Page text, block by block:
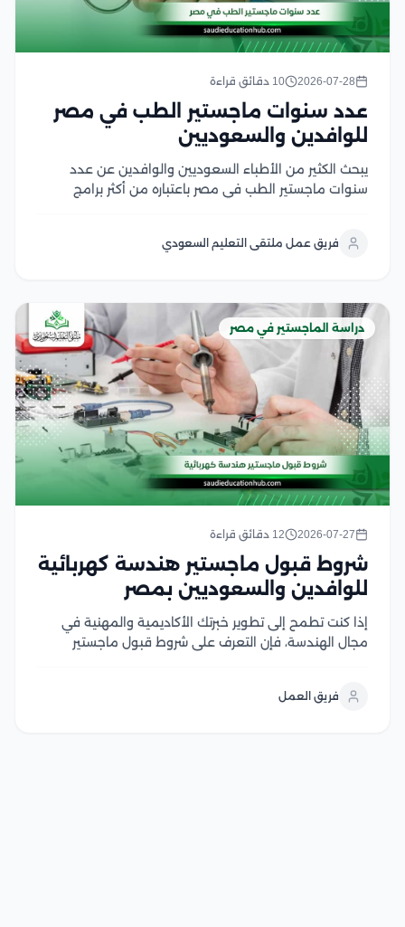
2026-07-28 10 دقائق قراءة
عدد سنوات ماجستير الطب في مصر
للوافدين والسعوديين
يبحث الكثير من الأطباء السعوديين والوافدين عن عدد
سنوات ماجستير الطب في مصر باعتباره من أكثر برامج
كما يهتم الأطباء بمعرفة مدة دراسة الماجستير في...
فريق عمل ملتقى التعليم السعودي
دراسة الماجستير في مصر
2026-07-27 12 دقائق قراءة
شروط قبول ماجستير هندسة كهربائية
للوافدين والسعوديين بمصر
إذا كنت تطمح إلى تطوير خبرتك الأكاديمية والمهنية في
مجال الهندسة، فإن التعرف على شروط قبول ماجستير
متقدمة تجمع بين الجانب الأكاديمي والتطبيقي، مع...
فريق العمل